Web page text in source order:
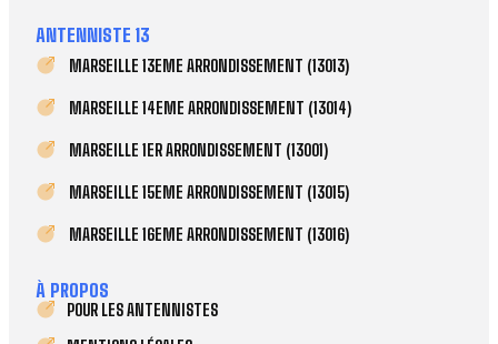
ANTENNISTE 13
MARSEILLE 13EME ARRONDISSEMENT (13013)
MARSEILLE 14EME ARRONDISSEMENT (13014)
MARSEILLE 1ER ARRONDISSEMENT (13001)
MARSEILLE 15EME ARRONDISSEMENT (13015)
MARSEILLE 16EME ARRONDISSEMENT (13016)
À PROPOS
POUR LES ANTENNISTES